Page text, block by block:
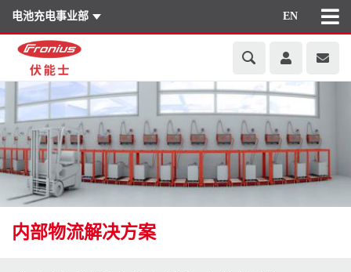
电池充电事业部 EN
内部物流解决方案